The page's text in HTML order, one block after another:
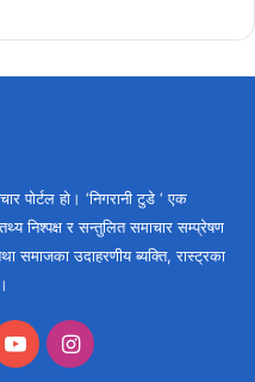
पोर्टल हो। ‘निगरानी टुडे ‘ एक
निश्पक्ष र सन्तुलित समाचार सम्प्रेषण
समाजका उदाहरणीय ब्यक्ति, रास्ट्रका
YouTubeInstagram